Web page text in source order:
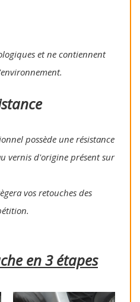
et ne contiennent
possède une résistance
vernis d'origine présent sur
vos retouches des
en 3 étapes